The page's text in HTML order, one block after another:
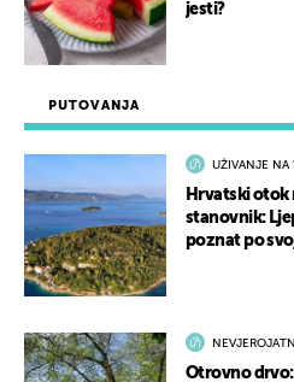
PUTOVANJA
UŽIVANJE NA
Hrvatski otok
stanovnik:
poznat po
Otrovno
jesti?